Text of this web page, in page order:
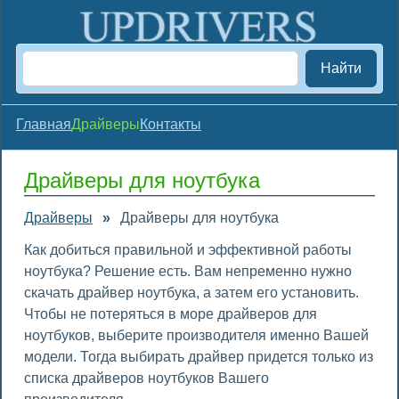
Найти
ГлавнаяДрайверыКонтакты
Драйверы для ноутбука
Драйверы » Драйверы для ноутбука
Как добиться правильной и эффективной работы
ноутбука? Решение есть. Вам непременно нужно
скачать драйвер ноутбука, а затем его установить.
Чтобы не потеряться в море драйверов для
ноутбуков, выберите производителя именно Вашей
модели. Тогда выбирать драйвер придется только из
списка драйверов ноутбуков Вашего